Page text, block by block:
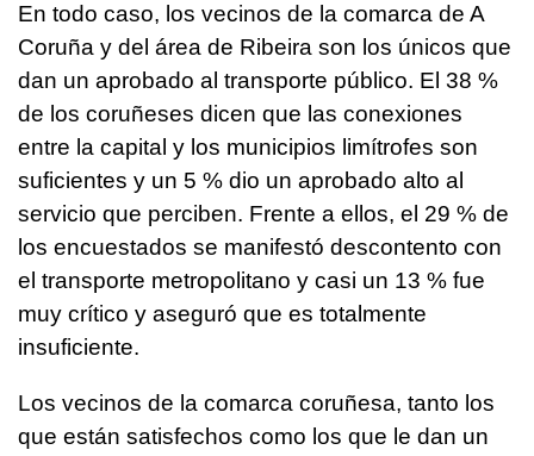
En todo caso, los vecinos de la comarca de A
Coruña y del área de Ribeira son los únicos que
dan un aprobado al transporte público. El 38 %
de los coruñeses dicen que las conexiones
entre la capital y los municipios limítrofes son
suficientes y un 5 % dio un aprobado alto al
servicio que perciben. Frente a ellos, el 29 % de
los encuestados se manifestó descontento con
el transporte metropolitano y casi un 13 % fue
muy crítico y aseguró que es totalmente
insuficiente.
Los vecinos de la comarca coruñesa, tanto los
que están satisfechos como los que le dan un